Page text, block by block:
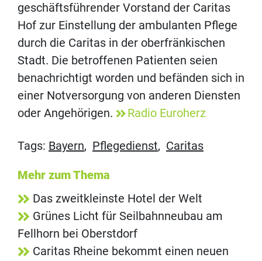
geschäftsführender Vorstand der Caritas
Hof zur Einstellung der ambulanten Pflege
durch die Caritas in der oberfränkischen
Stadt. Die betroffenen Patienten seien
benachrichtigt worden und befänden sich in
einer Notversorgung von anderen Diensten
oder Angehörigen.
Radio Euroherz
Tags: Bayern, Pflegedienst, Caritas
Mehr zum Thema
Das zweitkleinste Hotel der Welt
Grünes Licht für Seilbahnneubau am
Fellhorn bei Oberstdorf
Caritas Rheine bekommt einen neuen